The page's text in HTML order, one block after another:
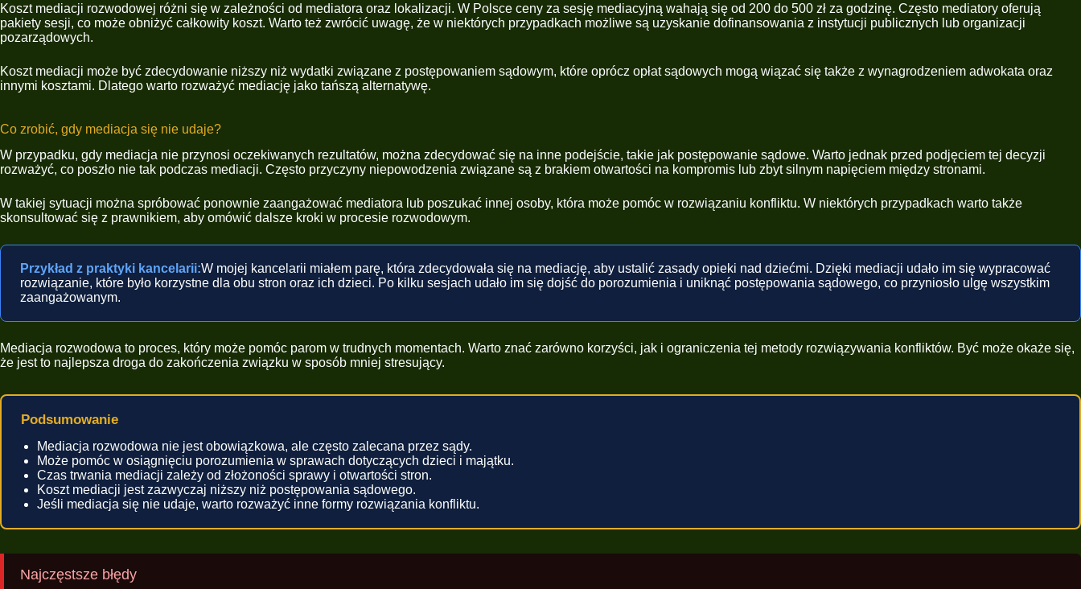
Koszt mediacji rozwodowej różni się w zależności od mediatora oraz lokalizacji. W Polsce ceny za sesję mediacyjną wahają się od 200 do 500 zł za godzinę. Często mediatory oferują
pakiety sesji, co może obniżyć całkowity koszt. Warto też zwrócić uwagę, że w niektórych przypadkach możliwe są uzyskanie dofinansowania z instytucji publicznych lub organizacji
pozarządowych.
Koszt mediacji może być zdecydowanie niższy niż wydatki związane z postępowaniem sądowym, które oprócz opłat sądowych mogą wiązać się także z wynagrodzeniem adwokata oraz
innymi kosztami. Dlatego warto rozważyć mediację jako tańszą alternatywę.
Co zrobić, gdy mediacja się nie udaje?
W przypadku, gdy mediacja nie przynosi oczekiwanych rezultatów, można zdecydować się na inne podejście, takie jak postępowanie sądowe. Warto jednak przed podjęciem tej decyzji
rozważyć, co poszło nie tak podczas mediacji. Często przyczyny niepowodzenia związane są z brakiem otwartości na kompromis lub zbyt silnym napięciem między stronami.
W takiej sytuacji można spróbować ponownie zaangażować mediatora lub poszukać innej osoby, która może pomóc w rozwiązaniu konfliktu. W niektórych przypadkach warto także
skonsultować się z prawnikiem, aby omówić dalsze kroki w procesie rozwodowym.
Przykład z praktyki kancelarii:W mojej kancelarii miałem parę, która zdecydowała się na mediację, aby ustalić zasady opieki nad dziećmi. Dzięki mediacji udało im się wypracować
rozwiązanie, które było korzystne dla obu stron oraz ich dzieci. Po kilku sesjach udało im się dojść do porozumienia i uniknąć postępowania sądowego, co przyniosło ulgę wszystkim
zaangażowanym.
Mediacja rozwodowa to proces, który może pomóc parom w trudnych momentach. Warto znać zarówno korzyści, jak i ograniczenia tej metody rozwiązywania konfliktów. Być może okaże się,
że jest to najlepsza droga do zakończenia związku w sposób mniej stresujący.
Podsumowanie
Mediacja rozwodowa nie jest obowiązkowa, ale często zalecana przez sądy.
Może pomóc w osiągnięciu porozumienia w sprawach dotyczących dzieci i majątku.
Czas trwania mediacji zależy od złożoności sprawy i otwartości stron.
Koszt mediacji jest zazwyczaj niższy niż postępowania sądowego.
Jeśli mediacja się nie udaje, warto rozważyć inne formy rozwiązania konfliktu.
Najczęstsze błędy